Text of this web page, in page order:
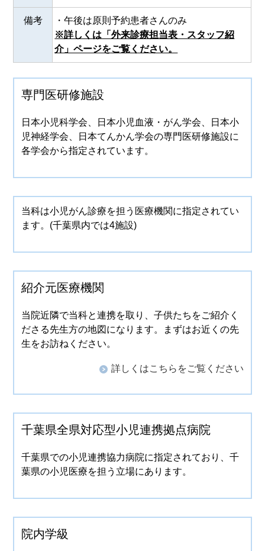
備考
・午後は原則予約患者さんのみ
※詳しくは「外来診療担当表・スタッフ紹
介」ページをご覧ください。
専門医研修施設
日本小児科学会、日本小児血液・がん学会、日本小
児神経学会、日本てんかん学会の専門医研修施設に
各学会から指定されています。
当科は小児がん診療を担う医療機関に指定されてい
ます。(千葉県内では4施設)
紹介元医療機関
当院近隣で当科と連携を取り、子供たちをご紹介く
ださる先生方の地図になります。まずはお近くの先
生をお訪ねください。
詳しくはこちらをご覧ください
千葉県全県対応型小児連携拠点病院
千葉県での小児連携協力病院に指定されており、千
葉県の小児医療を担う立場にあります。
院内学級